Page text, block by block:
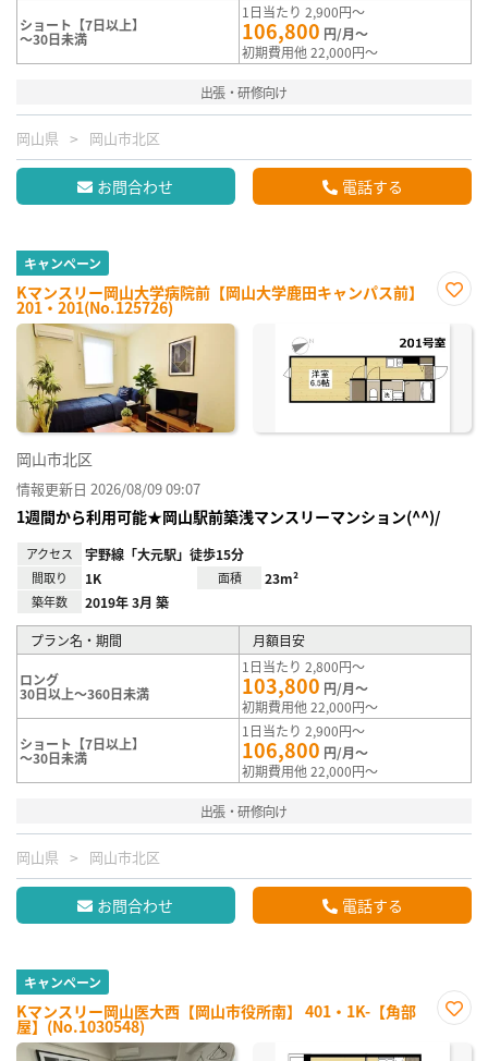
ショート【7日以上】
～30日未満
1日当たり 2,900円～
106,800 円/月～
初期費用他 22,000円～
出張・研修向け
岡山県 岡山市北区
お問合わせ 電話する
キャンペーン
Kマンスリー岡山大学病院前【岡山大学鹿田キャンパス前】
201・201(No.125726)
に入
り登
岡山市北区
情報更新日 2026/08/09 09:07
1週間から利用可能★岡山駅前築浅マンスリーマンション(^^)/
アクセス 宇野線「大元駅」徒歩15分
間取り 1K 面積 23m²
築年数 2019年 3月 築
プラン名・期間 月額目安
ロング
30日以上～360日未満
1日当たり 2,800円～
103,800 円/月～
初期費用他 22,000円～
ショート【7日以上】
～30日未満
1日当たり 2,900円～
106,800 円/月～
初期費用他 22,000円～
出張・研修向け
岡山県 岡山市北区
お問合わせ 電話する
キャンペーン
Kマンスリー岡山医大西【岡山市役所南】 401・1K-【角部
屋】(No.1030548)
に入